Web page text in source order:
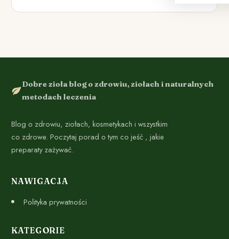
Dobre zioła blog o zdrowiu, ziołach i naturalnych
metodach leczenia
Blog o zdrowiu, ziołach, kosmetykach i wszystkim
co zdrowe. Poczytaj porad o tym co jeść , jakie
preparaty zażywać.
NAWIGACJA
Polityka prywatności
KATEGORIE